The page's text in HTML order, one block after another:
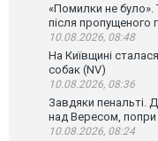
«Помилки не було».
після пропущеного
10.08.2026, 08:48
На Київщині
собак (NV)
10.08.2026, 08:36
Завдяки пенальті.
над Вересом, попри
10.08.2026, 08:24